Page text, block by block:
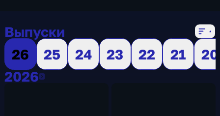
Выпуски
26
25 24 23 22 21
20
20262026